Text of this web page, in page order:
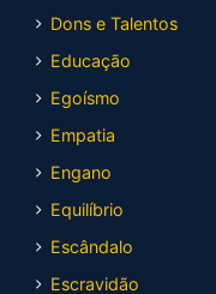
Dons e Talentos
Educação
Egoísmo
Empatia
Engano
Equilíbrio
Escândalo
Escravidão